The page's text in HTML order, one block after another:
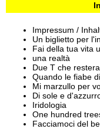
Impressum /
Un biglietto per
Fai della tua vita
una realtà
Due T che
Quando le fiabe
Mi marzullo per
Di sole e
Iridologia
One hundred
Facciamoci del